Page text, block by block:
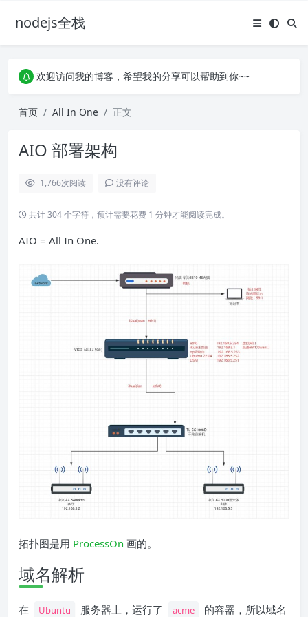
nodejs全栈
欢迎访问我的博客，希望我的分享可以帮助到你~~
欢迎访问我的博客，希望我的分享可以帮助到你~~
首页
All In One 正文
AIO 部署架构
1,766次阅读 没有评论
共计 304 个字符，预计需要花费 1 分钟才能阅读完成。
AIO = All In One.
拓扑图是用 ProcessOn 画的。
域名解析
在 Ubuntu 服务器上，运行了 acme
的容器，所以域名